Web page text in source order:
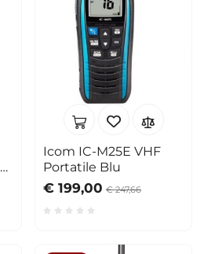
Icom IC-M25E VHF
Portatile Blu
€ 199,00 € 247,66